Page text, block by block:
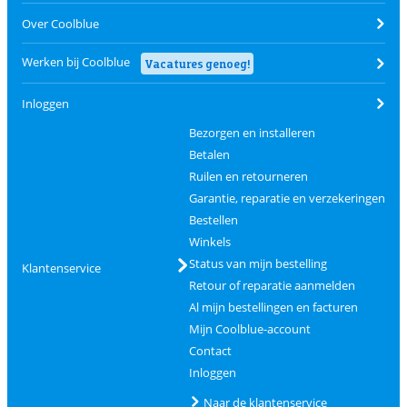
Over Coolblue
Werken bij Coolblue Vacatures genoeg!
Inloggen
Klantenservice
Bezorgen en installeren
Betalen
Ruilen en retourneren
Garantie, reparatie en verzekeringen
Bestellen
Winkels
Status van mijn bestelling
Retour of reparatie aanmelden
Al mijn bestellingen en facturen
Mijn Coolblue-account
Contact
Inloggen
Naar de klantenservice